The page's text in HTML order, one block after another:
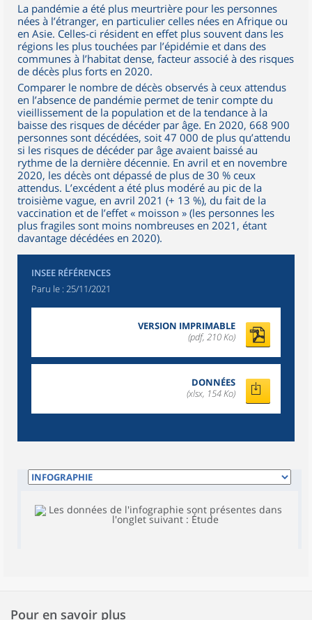
La pandémie a été plus meurtrière pour les personnes
nées à l’étranger, en particulier celles nées en Afrique ou
en Asie. Celles-ci résident en effet plus souvent dans les
régions les plus touchées par l’épidémie et dans des
communes à l’habitat dense, facteur associé à des risques
de décès plus forts en 2020.
Comparer le nombre de décès observés à ceux attendus
en l’absence de pandémie permet de tenir compte du
vieillissement de la population et de la tendance à la
baisse des risques de décéder par âge. En 2020, 668 900
personnes sont décédées, soit 47 000 de plus qu’attendu
si les risques de décéder par âge avaient baissé au
rythme de la dernière décennie. En avril et en novembre
2020, les décès ont dépassé de plus de 30 % ceux
attendus. L’excédent a été plus modéré au pic de la
troisième vague, en avril 2021 (+ 13 %), du fait de la
vaccination et de l’effet « moisson » (les personnes les
plus fragiles sont moins nombreuses en 2021, étant
davantage décédées en 2020).
INSEE RÉFÉRENCES
Paru le : 25/11/2021
VERSION IMPRIMABLE
(pdf, 210 Ko)
DONNÉES
(xlsx, 154 Ko)
Pour en savoir plus